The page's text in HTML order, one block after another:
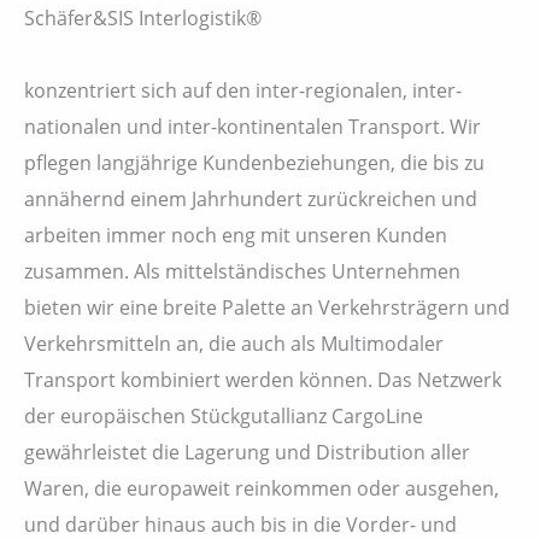
Schäfer&SIS Interlogistik®
konzentriert sich auf den inter-regionalen, inter-
nationalen und inter-kontinentalen Transport. Wir
pflegen langjährige Kundenbeziehungen, die bis zu
annähernd einem Jahrhundert zurückreichen und
arbeiten immer noch eng mit unseren Kunden
zusammen. Als mittelständisches Unternehmen
bieten wir eine breite Palette an Verkehrsträgern und
Verkehrsmitteln an, die auch als Multimodaler
Transport kombiniert werden können. Das Netzwerk
der europäischen Stückgutallianz CargoLine
gewährleistet die Lagerung und Distribution aller
Waren, die europaweit reinkommen oder ausgehen,
und darüber hinaus auch bis in die Vorder- und